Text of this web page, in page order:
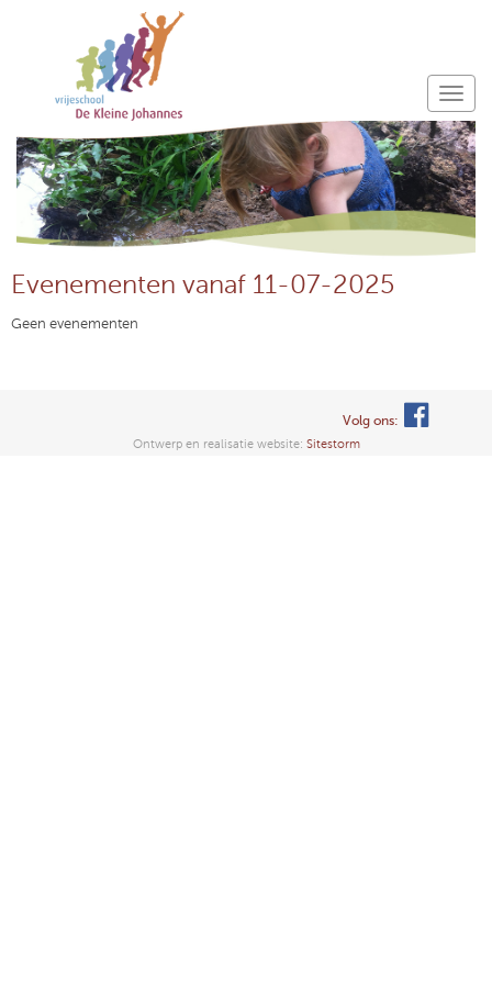
Evenementen vanaf 11-07-2025
Geen evenementen
Volg ons:
Ontwerp en realisatie website: Sitestorm